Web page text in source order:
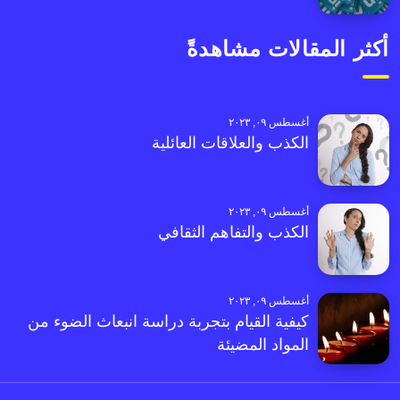
أكثر المقالات مشاهدةً
أغسطس ٠٩, ٢٠٢٣
الكذب والعلاقات العائلية
أغسطس ٠٩, ٢٠٢٣
الكذب والتفاهم الثقافي
أغسطس ٠٩, ٢٠٢٣
كيفية القيام بتجربة دراسة انبعاث الضوء من
المواد المضيئة